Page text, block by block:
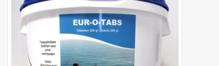
Aperitiefkoekjes